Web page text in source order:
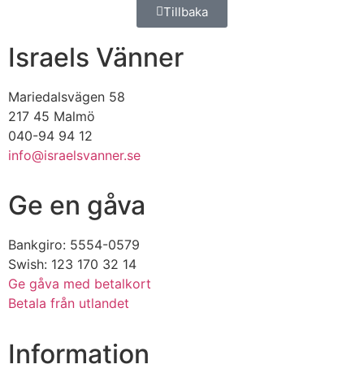
Tillbaka
Israels Vänner
Mariedalsvägen 58
217 45 Malmö
040-94 94 12
info@israelsvanner.se
Ge en gåva
Bankgiro: 5554-0579
Swish: 123 170 32 14
Ge gåva med betalkort
Betala från utlandet
Information